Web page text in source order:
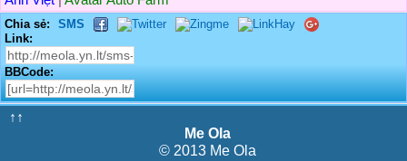
Chia sẻ:
SMS
Link:
BBCode:
↑↑
Me Ola
© 2013 Me Ola